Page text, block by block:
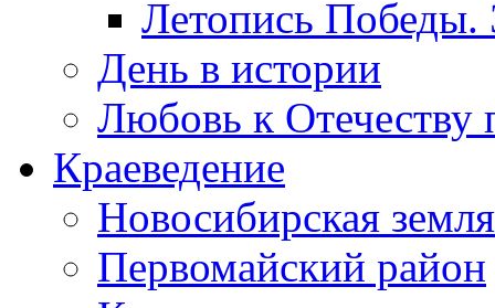
Летопись Победы.
День в истории
Любовь к Отечеству
Краеведение
Новосибирская земля
Первомайский район